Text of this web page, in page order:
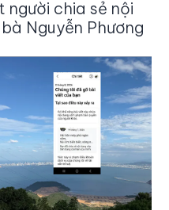
người chia sẻ nội
Nguyễn Phương